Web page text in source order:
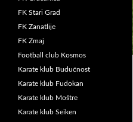
FK Stari Grad
FK Zanatlije
FK Zmaj
Football club Kosmos
Karate klub Budućnost
Karate klub Fudokan
Karate klub Moštre
Karate klub Seiken